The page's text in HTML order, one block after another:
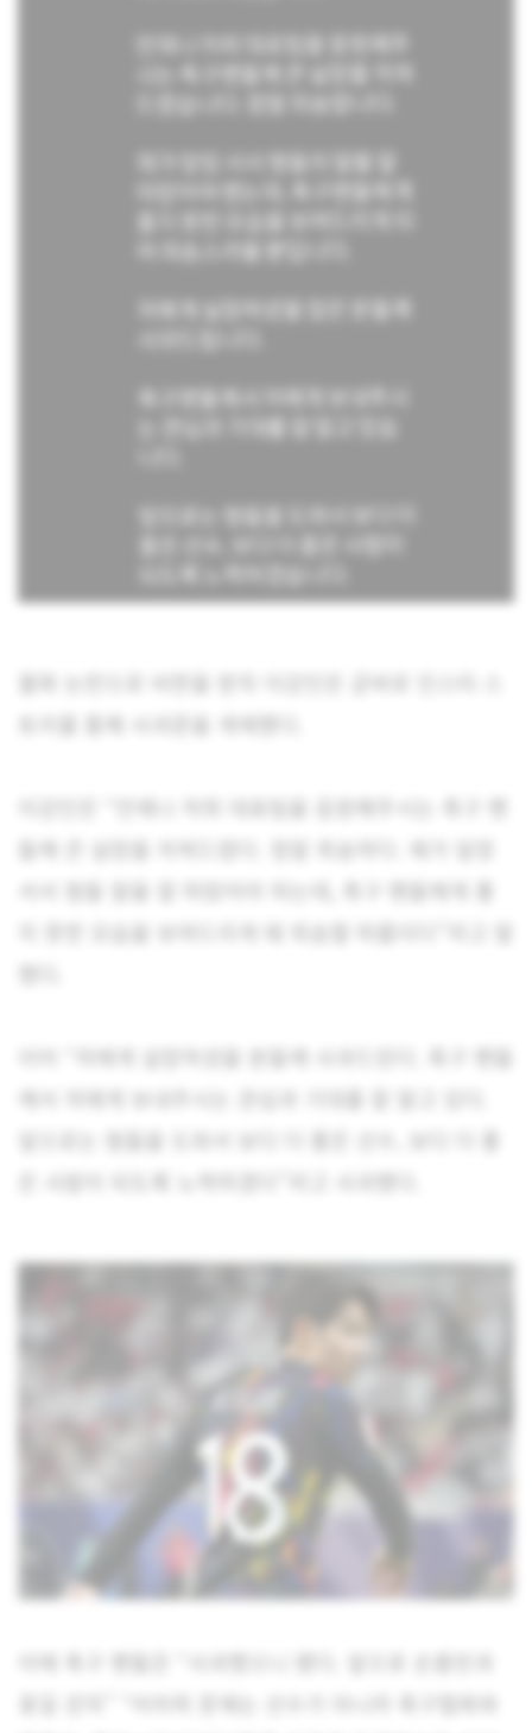
불화 논란으로 비판을 받자 이강인은 곧바로 인스타 스
토리를 통해 사과문을 게재했다.
이강인은 “언제나 저희 대표팀을 응원해주시는 축구 팬
들께 큰 실망을 끼쳐드렸다. 정말 죄송하다. 제가 앞장
서서 형들 말을 잘 따랐어야 하는데, 축구 팬들에게 좋
지 못한 모습을 보여드리게 돼 죄송할 따름이다”라고 말
이어 “저에게 실망하셨을 분들께 사과드린다. 축구 팬들
께서 저에게 보내주시는 관심과 기대를 잘 알고 있다.
앞으로는 형들을 도와서 보다 더 좋은 선수, 보다 더 좋